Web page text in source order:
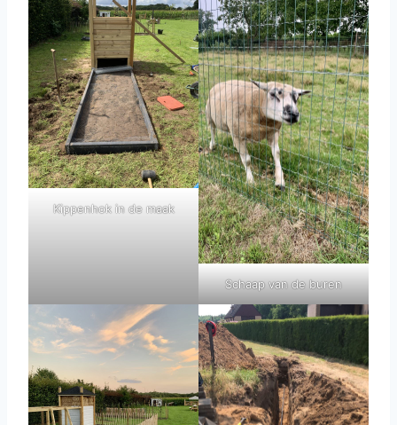
Kippenhok in de maak
Schaap van de buren